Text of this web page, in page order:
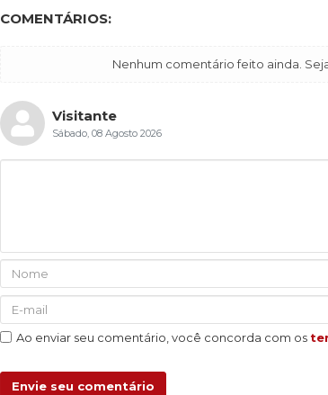
COMENTÁRIOS:
Nenhum comentário feito ainda.
Visitante
Sábado, 08 Agosto 2026
Ao enviar seu comentário, você concorda com os
Envie seu comentário